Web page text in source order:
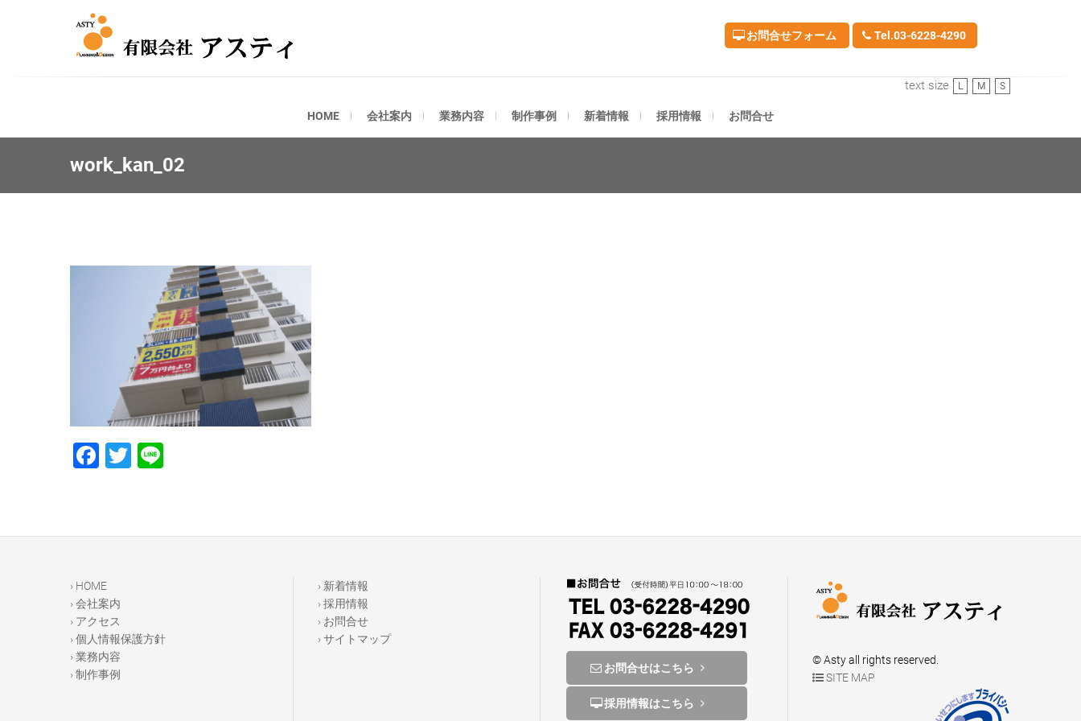
ASTY
Tel.03-6228-4290
お問合せフォーム
text size L M S
HOME 会社案内 業務内容 制作事例 新着情報 採用情報 お問合せ
work_kan_02
F
e
o
o
k
T
er
› HOME
› 会社案内
› アクセス
› 個人情報保護方針
› 業務内容
› 制作事例
› 新着情報
› 採用情報
› お問合せ
› サイトマップ
お問合せはこちら
採用情報はこちら
© Asty all rights reserved.
SITE MAP